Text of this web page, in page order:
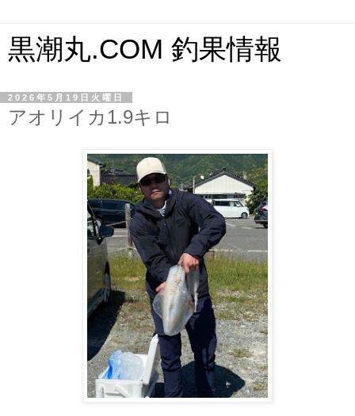
黒潮丸.COM 釣果情報
2026年5月19日火曜日
アオリイカ1.9キロ